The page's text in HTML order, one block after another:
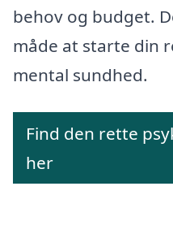
behov og budget.
måde at starte din
mental sundhed.
Find den rette
her